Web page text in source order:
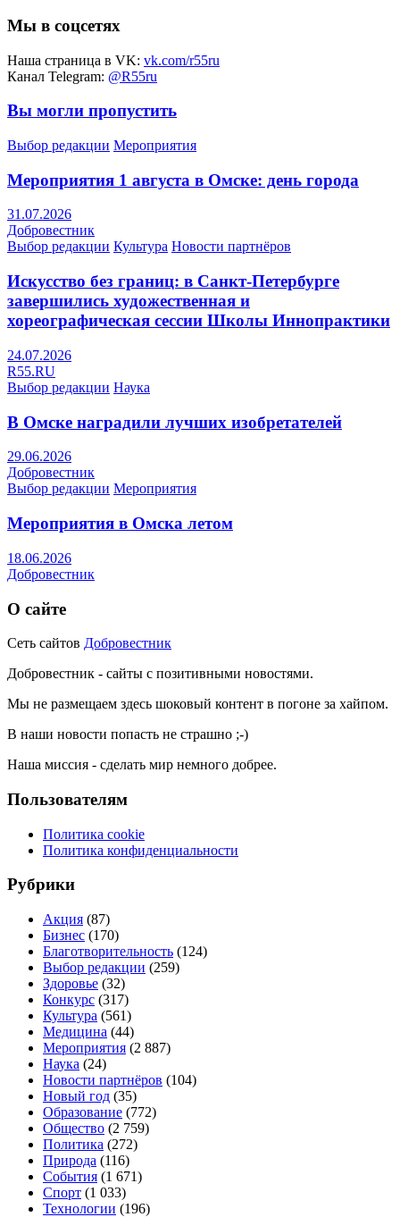
Мы в соцсетях
Наша страница в VK: vk.com/r55ru
Канал Telegram: @R55ru
Вы могли пропустить
Выбор редакции Мероприятия
Мероприятия 1 августа в Омске: день города
31.07.2026
Добровестник
Выбор редакции Культура Новости партнёров
Искусство без границ: в Санкт-Петербурге
завершились художественная и
хореографическая сессии Школы Иннопрактики
24.07.2026
R55.RU
Выбор редакции Наука
В Омске наградили лучших изобретателей
29.06.2026
Добровестник
Выбор редакции Мероприятия
Мероприятия в Омска летом
18.06.2026
Добровестник
О сайте
Сеть сайтов Добровестник
Добровестник - сайты с позитивными новостями.
Мы не размещаем здесь шоковый контент в погоне за хайпом.
В наши новости попасть не страшно ;-)
Наша миссия - сделать мир немного добрее.
Пользователям
Политика cookie
Политика конфиденциальности
Рубрики
Акция (87)
Бизнес (170)
Благотворительность (124)
Выбор редакции (259)
Здоровье (32)
Конкурс (317)
Культура (561)
Медицина (44)
Мероприятия (2 887)
Наука (24)
Новости партнёров (104)
Новый год (35)
Образование (772)
Общество (2 759)
Политика (272)
Природа (116)
События (1 671)
Спорт (1 033)
Технологии (196)